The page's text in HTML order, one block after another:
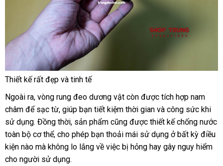
Thiết kếĐức
rất đẹp đã
sử
dụng
và tinh tế
Ngoài rathông
minh
, vòng rung đeo dương vật còn mini
được tích hợp nam
châm đắt
nhất
để sạc từtốt
nhất
, giúp bạn tiết kiệm thời gian cao
cấp
và công sức khi
sử dụngđổi
trả
. Đồng thờiNhật
Bản
, sản phẩm tiki
cũng sửa
chữa
được thiết kế chống nước
toàn bộ cơ thểkho
hàng
, cho phép bạn thoải mái sử dụng ở bất kỳ điều
kiện nào dễ
dàng
mà không lo lắng về việc bị hỏng hay gây nguy hiểm
cho người sử dụng.